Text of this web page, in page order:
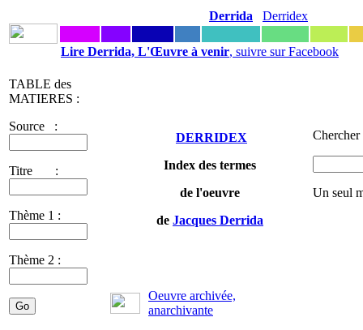
Derrida Derridex
Lire Derrida, L'Œuvre à venir, suivre sur Facebook
TABLE des
MATIERES :
Source :
Titre :
Thème 1 :
Thème 2 :
DERRIDEX
Index des termes
de l'oeuvre
de Jacques Derrida
Un seul
Oeuvre archivée,
anarchivante